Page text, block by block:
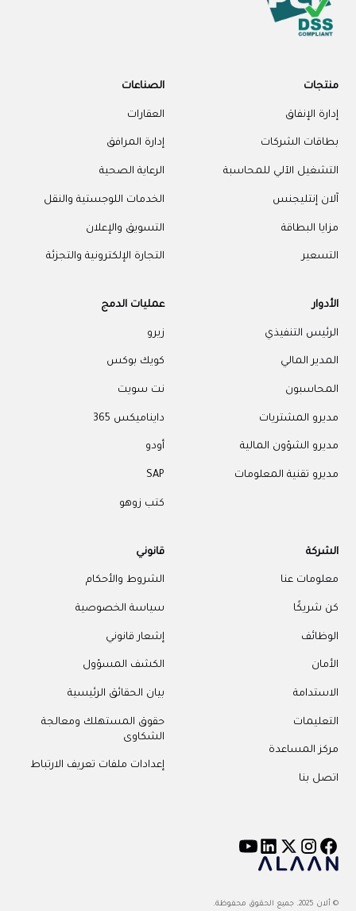
منتجات
إدارة الإنفاق
بطاقات الشركات
التشغيل الآلي للمحاسبة
آلان إنتليجنس
مزايا البطاقة
التسعير
الصناعات
العقارات
إدارة المرافق
الرعاية الصحية
الخدمات اللوجستية والنقل
التسويق والإعلان
التجارة الإلكترونية والتجزئة
الأدوار
الرئيس التنفيذي
المدير المالي
المحاسبون
مديرو المشتريات
مديرو الشؤون المالية
مديرو تقنية المعلومات
عمليات الدمج
زيرو
كويك بوكس
نت سويت
دايناميكس 365
أودو
SAP
كتب زوهو
الشركة
معلومات عنا
كن شريكًا
الوظائف
الأمان
الاستدامة
التعليمات
مركز المساعدة
اتصل بنا
قانوني
الشروط والأحكام
سياسة الخصوصية
إشعار قانوني
الكشف المسؤول
بيان الحقائق الرئيسية
حقوق المستهلك ومعالجة
الشكاوى
إعدادات ملفات تعريف الارتباط
© ألان 2025. جميع الحقوق محفوظة.